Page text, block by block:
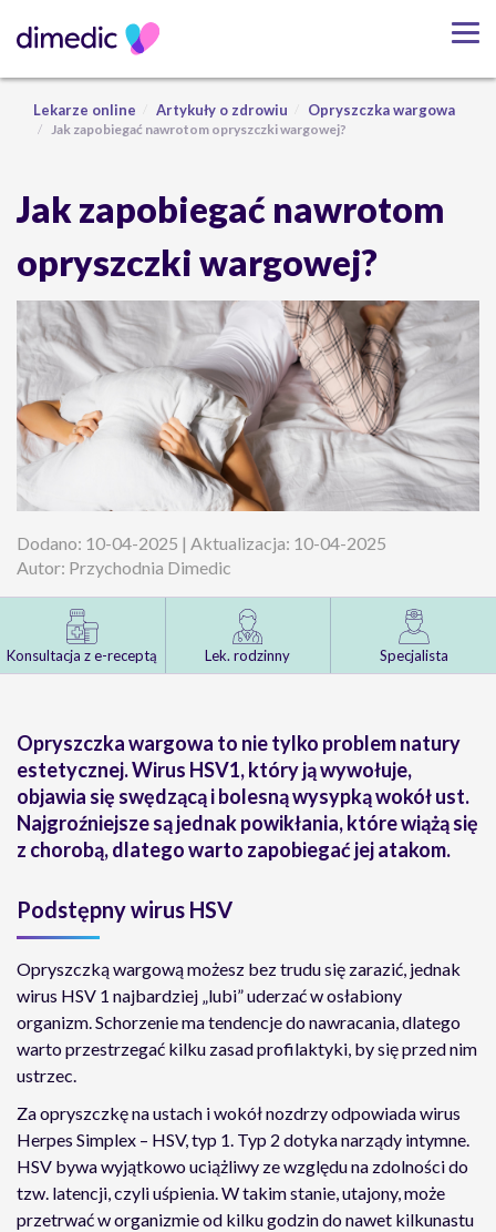
Lekarze online Artykuły o zdrowiu Opryszczka wargowa
Jak zapobiegać nawrotom opryszczki wargowej?
Jak zapobiegać nawrotom
opryszczki wargowej?
Dodano: 10-04-2025 | Aktualizacja: 10-04-2025
Autor: Przychodnia Dimedic
Konsultacja z e-receptą Lek. rodzinny Specjalista
Opryszczka wargowa to nie tylko problem natury
estetycznej. Wirus HSV1, który ją wywołuje,
objawia się swędzącą i bolesną wysypką wokół ust.
Najgroźniejsze są jednak powikłania, które wiążą się
z chorobą, dlatego warto zapobiegać jej atakom.
Podstępny wirus HSV
Opryszczką wargową możesz bez trudu się zarazić, jednak
wirus HSV 1 najbardziej „lubi” uderzać w osłabiony
organizm. Schorzenie ma tendencje do nawracania, dlatego
warto przestrzegać kilku zasad profilaktyki, by się przed nim
ustrzec.
Za opryszczkę na ustach i wokół nozdrzy odpowiada wirus
Herpes Simplex – HSV, typ 1. Typ 2 dotyka narządy intymne.
HSV bywa wyjątkowo uciążliwy ze względu na zdolności do
tzw. latencji, czyli uśpienia. W takim stanie, utajony, może
przetrwać w organizmie od kilku godzin do nawet kilkunastu